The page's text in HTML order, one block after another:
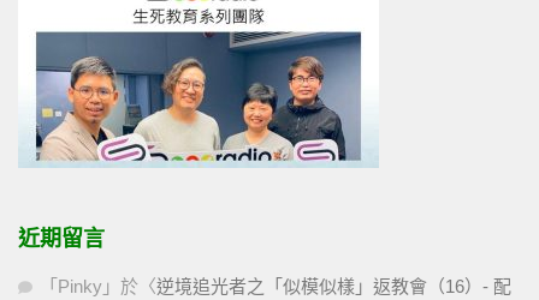
近期留言
「 Pinky 」於〈逆境追光者之「似模似樣」返教會（16）- 配